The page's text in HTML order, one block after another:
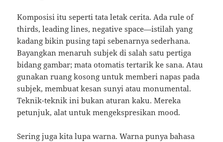
Komposisi itu seperti tata letak cerita. Ada rule of
thirds, leading lines, negative space—istilah yang
kadang bikin pusing tapi sebenarnya sederhana.
Bayangkan menaruh subjek di salah satu pertiga
bidang gambar; mata otomatis tertarik ke sana. Atau
gunakan ruang kosong untuk memberi napas pada
subjek, membuat kesan sunyi atau monumental.
Teknik-teknik ini bukan aturan kaku. Mereka
petunjuk, alat untuk mengekspresikan mood.
Sering juga kita lupa warna. Warna punya bahasa